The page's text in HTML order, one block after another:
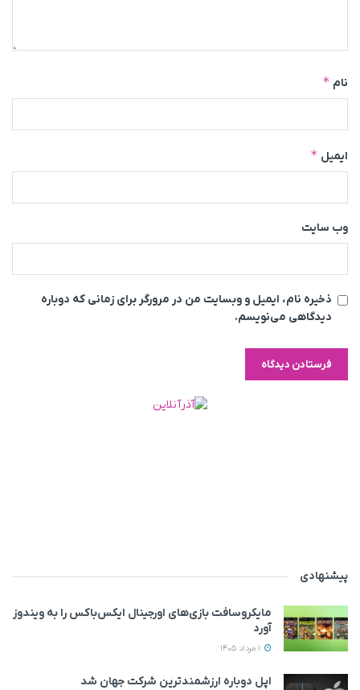
نام *
ایمیل *
وب‌ سایت
ذخیره نام، ایمیل و وبسایت من در مرورگر برای زمانی که دوباره
دیدگاهی می‌نویسم.
پیشنهادی
مایکروسافت بازی‌های اورجینال ایکس‌باکس را به ویندوز
آورد
اپل دوباره ارزشمندترین شرکت جهان شد